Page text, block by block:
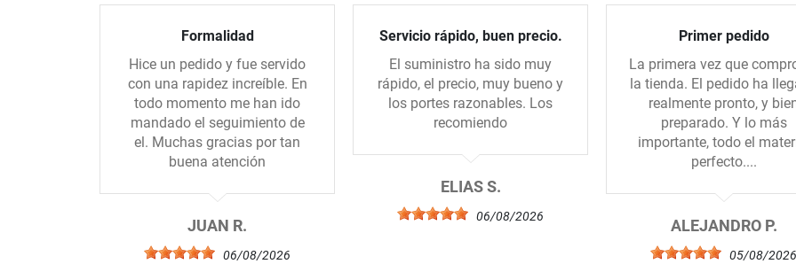
Formalidad
Hice un pedido y fue servido
con una rapidez increíble. En
todo momento me han ido
mandado el seguimiento de
el. Muchas gracias por tan
buena atención
JUAN R.
06/08/2026
Servicio rápido, buen precio.
El suministro ha sido muy
rápido, el precio, muy bueno y
los portes razonables. Los
recomiendo
ELIAS S.
06/08/2026
Primer pedido
La primera vez que
la tienda. El pedido ha
realmente pronto, y
preparado. Y lo más
importante, todo el
perfecto....
ALEJANDRO P.
05/08/2026